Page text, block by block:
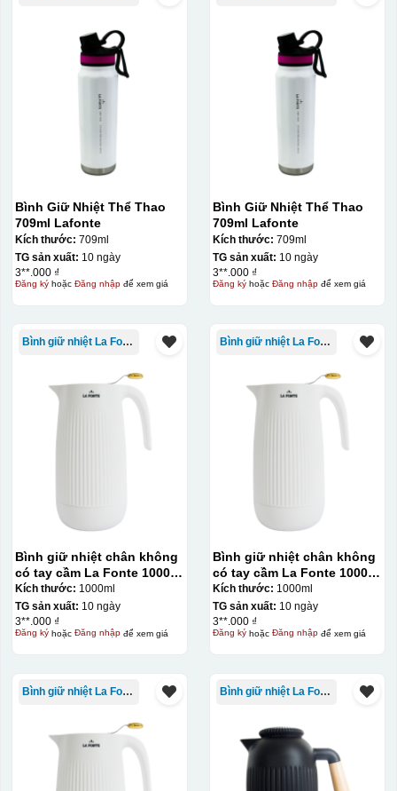
Thợ đang căn chỉnh dán decal lên bát cơm
Bình Giữ Nhiệt Thể Thao
709ml Lafonte
Kích thước: 709ml
TG sản xuất: 10 ngày
3**.000 ₫
Đăng kýhoặc Đăng nhậpđể xem giá
Bình Giữ Nhiệt Thể Thao
709ml Lafonte
Kích thước: 709ml
TG sản xuất: 10 ngày
3**.000 ₫
Đăng kýhoặc Đăng nhậpđể xem giá
Bình giữ nhiệt La Fonte
Bình giữ nhiệt chân không
có tay cầm La Fonte 1000ml
– 011655
Kích thước: 1000ml
TG sản xuất: 10 ngày
3**.000 ₫
Đăng kýhoặc Đăng nhậpđể xem giá
Bình giữ nhiệt La Fonte
Bình giữ nhiệt chân không
có tay cầm La Fonte 1000ml
– 011655
Kích thước: 1000ml
TG sản xuất: 10 ngày
3**.000 ₫
Đăng kýhoặc Đăng nhậpđể xem giá
Bình giữ nhiệt La Fonte Bình giữ nhiệt La Fonte